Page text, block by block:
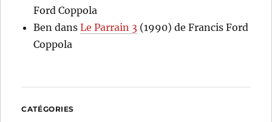
Ford Coppola
Ben dansLe Parrain 3 (1990) de Francis Ford
Coppola
CATÉGORIES